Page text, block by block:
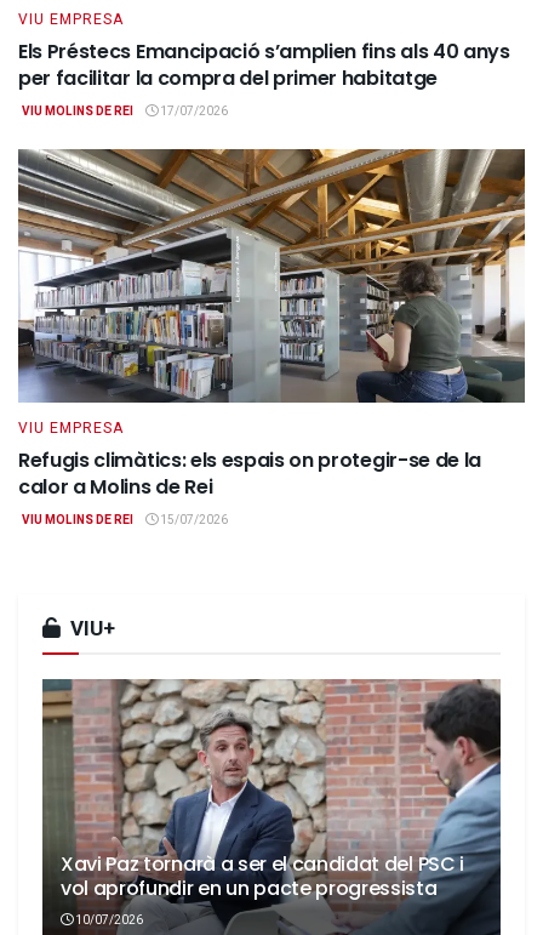
VIU EMPRESA
Els Préstecs Emancipació s’amplien fins als 40 anys
per facilitar la compra del primer habitatge
VIU MOLINS DE REI 17/07/2026
VIU EMPRESA
Refugis climàtics: els espais on protegir-se de la
calor a Molins de Rei
VIU MOLINS DE REI 15/07/2026
VIU+
Xavi Paz tornarà a ser el candidat del PSC i
vol aprofundir en un pacte progressista
10/07/2026